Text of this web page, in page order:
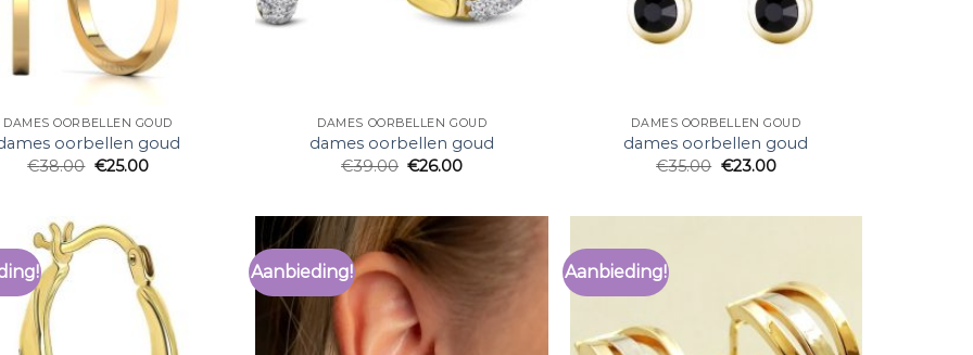
DAMES OORBELLEN GOUD
oorbellen goud
€38.00 €25.00
DAMES OORBELLEN GOUD
dames oorbellen goud
€39.00 €26.00
DAMES OORBELLEN GOUD
dames oorbellen goud
€35.00 €23.00
Aanbieding! Aanbieding!